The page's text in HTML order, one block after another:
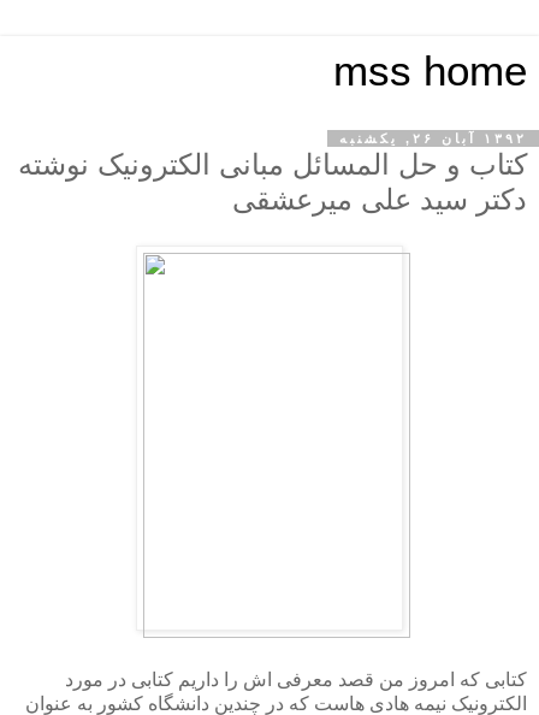
mss home
۱۳۹۲ آبان ۲۶, یکشنبه
کتاب و حل المسائل مبانی الکترونیک نوشته
دکتر سید علی میرعشقی
کتابی که امروز من قصد معرفی اش را داریم کتابی در مورد
الکترونیک نیمه هادی هاست که در چندین دانشگاه کشور به عنوان